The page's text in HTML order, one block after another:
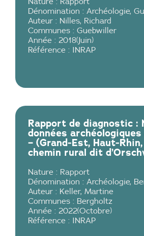
Dénomination : Archéologie,
Auteur : Nilles, Richard
Communes : Guebwiller
Année : 2018( Juin)
Référence :
INRAP
Rapport de diagnostic :
données
– (Grand-Est, Haut-
chemin rural dit
Nature : Rapport
Dénomination : Archéologie,
Auteur : Keller, Martine
Communes : Bergholtz
Année : 2022(Octobre)
Référence :
INRAP